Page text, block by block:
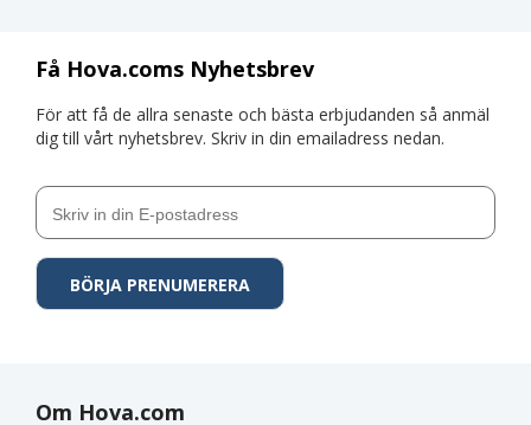
Få Hova.coms Nyhetsbrev
För att få de allra senaste och bästa erbjudanden så anmäl
dig till vårt nyhetsbrev. Skriv in din emailadress nedan.
Om Hova.com